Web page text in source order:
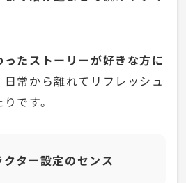
ったストーリーが好きな方に
常から離れてリフレッシュ
です。
ター設定のセンス